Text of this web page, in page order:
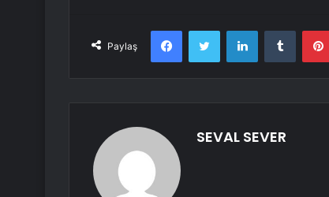
Paylaş
FacebookTwitter LinkedInTumblr
SEVAL SEVER